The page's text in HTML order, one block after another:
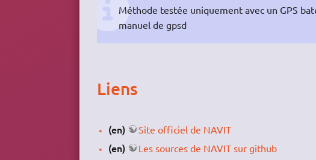
Méthode testée uniquement avec un GPS
manuel de gpsd
Liens
(en) Site officiel de NAVIT
(en) Les sources de NAVIT sur github